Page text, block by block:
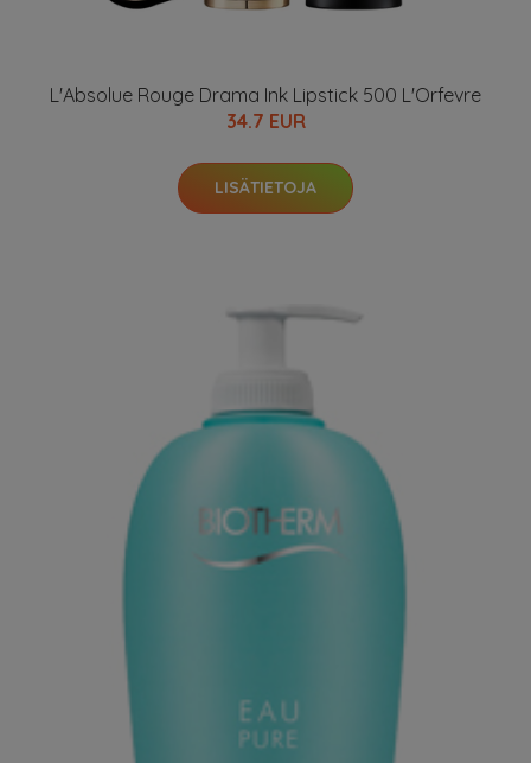
L'Absolue Rouge Drama Ink Lipstick 500 L'Orfevre
34.7 EUR
LISÄTIETOJA